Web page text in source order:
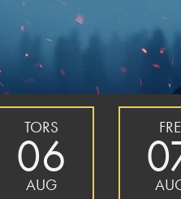
TORS
06
AUG
FRE